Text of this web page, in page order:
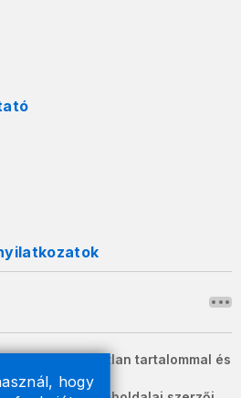
hogy
változatlan tartalommal és